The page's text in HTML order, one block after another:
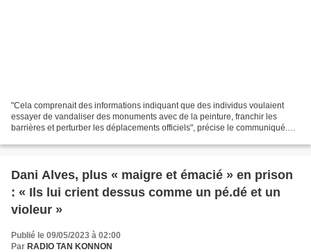
"Cela comprenait des informations indiquant que des individus voulaient
essayer de vandaliser des monuments avec de la peinture, franchir les
barrières et perturber les déplacements officiels", précise le communiqué.
Dani Alves, plus « maigre et émacié » en prison
: « Ils lui crient dessus comme un pé.dé et un
violeur »
Publié le 09/05/2023 à 02:00
Par RADIO TAN KONNON